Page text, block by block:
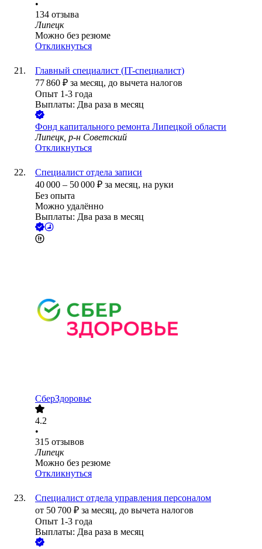
•
134 отзыва
Липецк
Можно без резюме
Откликнуться
Главный специалист (IT-специалист)
77 860 ₽ за месяц, до вычета налогов
Опыт 1-3 года
Выплаты: Два раза в месяц
Фонд капитального ремонта Липецкой области
Липецк, р-н Советский
Откликнуться
Специалист отдела записи
40 000 – 50 000 ₽ за месяц, на руки
Без опыта
Можно удалённо
Выплаты: Два раза в месяц
СберЗдоровье
4.2
•
315 отзывов
Липецк
Можно без резюме
Откликнуться
Специалист отдела управления персоналом
от 50 700 ₽ за месяц, до вычета налогов
Опыт 1-3 года
Выплаты: Два раза в месяц